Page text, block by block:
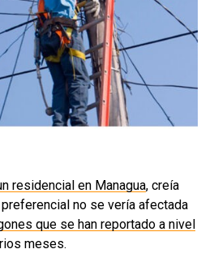
residencial en Managua, creía
no se vería afectada
que se han reportado a nivel
meses.